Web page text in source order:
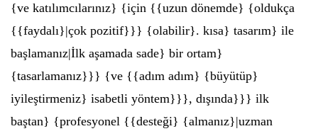
{ve katılımcılarınız} {için {{uzun dönemde} {oldukça
{{faydalı}|çok pozitif}}} {olabilir}. kısa} tasarım} ile
başlamanız|İlk aşamada sade} bir ortam}
{tasarlamanız}}} {ve {{adım adım} {büyütüp}
iyileştirmeniz} isabetli yöntem}}}, dışında}}} ilk
baştan} {profesyonel {{desteği} {almanız}|uzman